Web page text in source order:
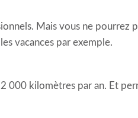
Mais vous ne pourrez
vacances par exemple.
000 kilomètres par an. Et